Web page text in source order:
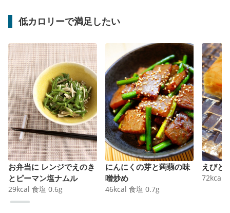
低カロリーで満足したい
お弁当に レンジでえのき
とピーマン塩ナムル
29kcal 食塩 0.6g
にんにくの芽と蒟蒻の味
噌炒め
46kcal 食塩 0.7g
えびと
72kcal